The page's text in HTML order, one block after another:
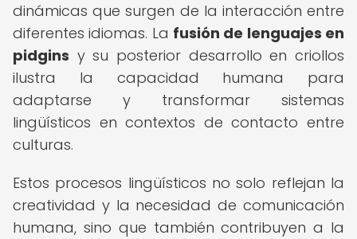
dinámicas que surgen de la interacción entre
diferentes idiomas. La fusión de lenguajes en
pidgins y su posterior desarrollo en criollos
ilustra la capacidad humana para
adaptarse y transformar sistemas
lingüísticos en contextos de contacto entre
culturas.
Estos procesos lingüísticos no solo reflejan la
creatividad y la necesidad de comunicación
humana, sino que también contribuyen a la